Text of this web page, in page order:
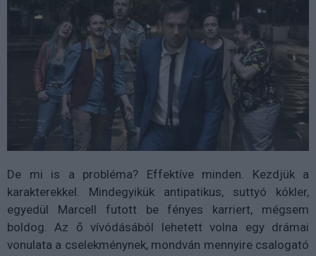
De mi is a probléma? Effektíve minden. Kezdjük a
karakterekkel. Mindegyikük antipatikus, suttyó kókler,
egyedül Marcell futott be fényes karriert, mégsem
boldog. Az ő vívódásából lehetett volna egy drámai
vonulata a cselekménynek, mondván mennyire csalogató